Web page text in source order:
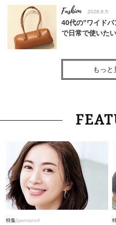
Fashion 2026.8.5
40代の”ワイド
で日常で使いた
Lifestyle
まずはここだけ
運】に効く理由
Fashion 2026.7.22
【ブライトリン
は？
Fashion
マシュマロ体型
ップ】が野呂佳
特集Sponsored